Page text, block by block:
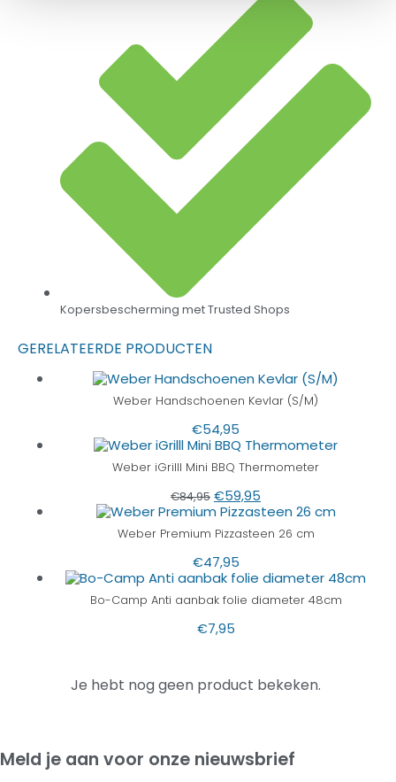
Kopersbescherming met Trusted Shops
GERELATEERDE PRODUCTEN
Weber Handschoenen Kevlar (S/M)
€54,95
Weber iGrilll Mini BBQ Thermometer
€84,95 €59,95
Weber Premium Pizzasteen 26 cm
€47,95
Bo-Camp Anti aanbak folie diameter 48cm
€7,95
Je hebt nog geen product bekeken.
Meld je aan voor onze nieuwsbrief